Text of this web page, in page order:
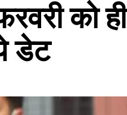
को ही
डेट